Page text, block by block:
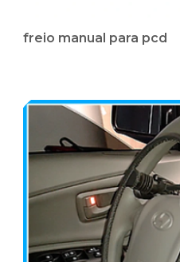
freio manual para pcd